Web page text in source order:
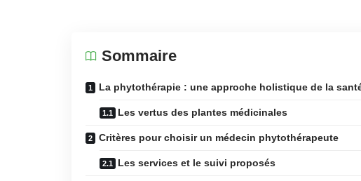
Sommaire
La phytothérapie : une approche holistique de la
Les vertus des plantes médicinales
Critères pour choisir un médecin phytothérapeute
Les services et le suivi proposés